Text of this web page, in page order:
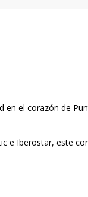
en el corazón de
e Iberostar, este